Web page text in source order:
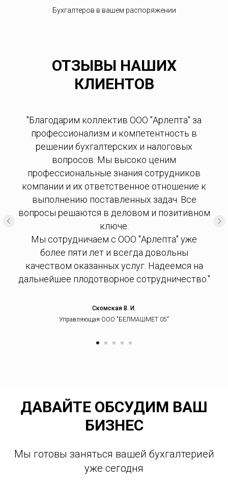
Бухгалтеров в вашем распоряжении
ОТЗЫВЫ НАШИХ
КЛИЕНТОВ
"Благодарим коллектив ООО "Арлепта" за
профессионализм и компетентность в
решении бухгалтерских и налоговых
вопросов. Мы высоко ценим
профессиональные знания сотрудников
компании и их ответственное отношение к
выполнению поставленных задач. Все
вопросы решаются в деловом и позитивном
ключе.
Мы сотрудничаем с ООО "Арлепта" уже
более пяти лет и всегда довольны
качеством оказанных услуг. Надеемся на
дальнейшее плодотворное сотрудничество."
Скомская В. И.
Управляющая OOO "БЕЛМАШМЕТ 05"
ДАВАЙТЕ ОБСУДИМ ВАШ
БИЗНЕС
Мы готовы заняться вашей бухгалтерией
уже сегодня